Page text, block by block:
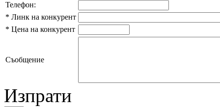
Телефон:
* Линк на конкурент
* Цена на конкурент
Съобщение
Изпрати